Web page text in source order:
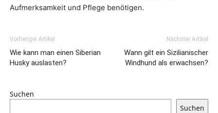
Aufmerksamkeit und Pflege benötigen.
Vorheriger Artikel
Wie kann man einen Siberian
Husky auslasten?
Nächster Artikel
Wann gilt ein Sizilianischer
Windhund als erwachsen?
Suchen
Suchen